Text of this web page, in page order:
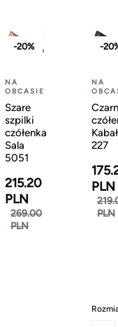
-20%
NA
OBCASIE
Szare
szpilki
czółenka
Sala
5051
215.20
PLN
269.00
PLN
-
NA
227
PLN
PLN